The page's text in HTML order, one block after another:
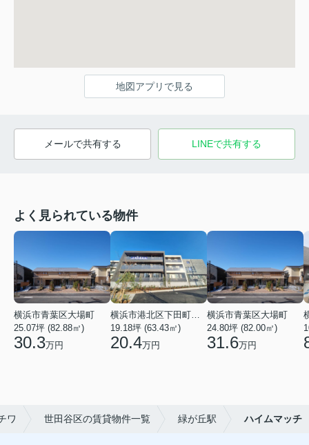
地図アプリで見る
メールで共有する LINEで共有する
よく見られている物件
横浜市青葉区大場町
25.07坪 (82.88㎡)
30.3万円
19.18坪 (63.43㎡)
20.4万円
横浜市青葉区大場町
24.80坪 (82.00㎡)
31.6万円
ワ 世田谷区の賃貸物件一覧 緑が丘駅 ハイムマッチ